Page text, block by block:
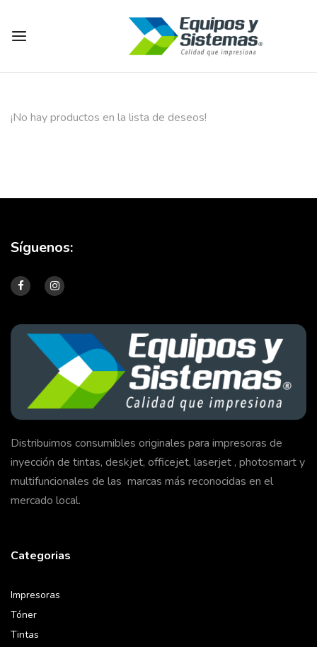
¡No hay productos en la lista de deseos!
Distribuimos consumibles originales para impresoras de
inyección de tintas, deskjet, officejet, laserjet , photosmart y
multifuncionales de las marcas más reconocidas en el
mercado local.
Categorias
Impresoras
Tóner
Tintas
Síguenos: